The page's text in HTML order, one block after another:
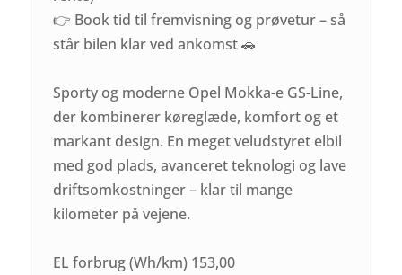
👉 Book tid til fremvisning og prøvetur – så
står bilen klar ved ankomst 🚗
Sporty og moderne Opel Mokka-e GS-Line,
der kombinerer køreglæde, komfort og et
markant design. En meget veludstyret elbil
med god plads, avanceret teknologi og lave
driftsomkostninger – klar til mange
kilometer på vejene.
EL forbrug (Wh/km) 153,00